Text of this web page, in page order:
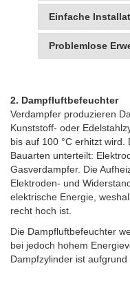
Einfache
Problemlose
2. Dampfluftbefeuchter
Verdampfer produzieren
Kunststoff- oder
bis auf 100 °C erhitzt
Bauarten unterteilt:
Gasverdampfer. Die
Elektroden- und
elektrische Energie,
recht hoch ist.
Die Dampfluftbefeuchter
bei jedoch hohem
Dampfzylinder ist